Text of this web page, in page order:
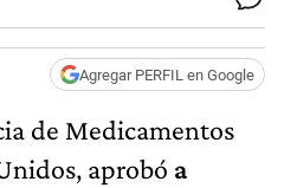
Agregar PERFIL en Google
de Medicamentos
aprobó a